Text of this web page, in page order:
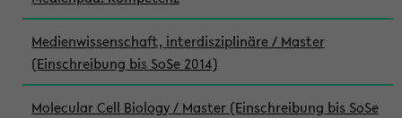
Medienwissenschaft, interdisziplinäre / Master
(Einschreibung bis SoSe 2014)
Molecular Cell Biology / Master (Einschreibung bis SoSe